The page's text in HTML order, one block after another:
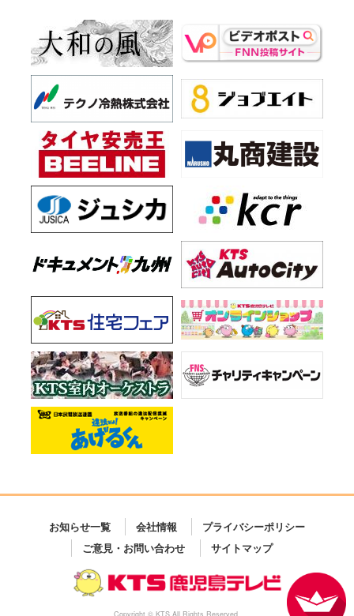
お知らせ一覧 会社情報
プライバシーポリシー
ご意見・お問い合わせ
サイトマップ